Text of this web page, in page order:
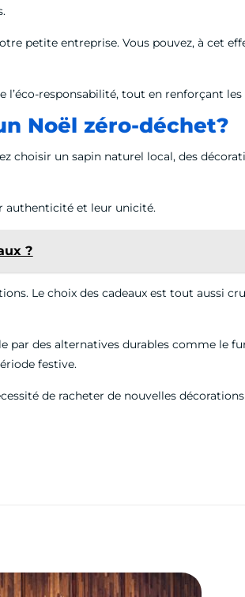
petite entreprise. Vous pouvez, à cet
l’éco-responsabilité, tout en renforçant
Noël zéro-déchet?
choisir un sapin naturel local, des
authenticité et leur unicité.
?
Le choix des cadeaux est tout aussi
par des alternatives durables comme le
festive.
de racheter de nouvelles